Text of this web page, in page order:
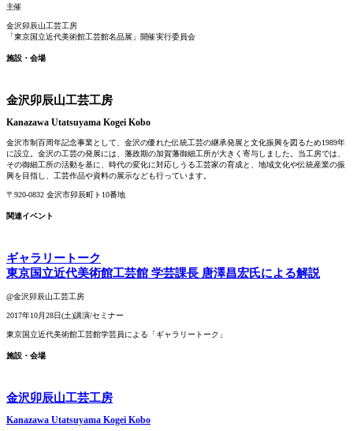
主催
金沢卯辰山工芸工房
「東京国立近代美術館工芸館名品展」開催実行委員会
施設・会場
金沢卯辰山工芸工房
Kanazawa Utatsuyama Kogei Kobo
金沢市制百周年記念事業として、金沢の優れた伝統工芸の継承発展と文化振興を図るため1989年
に設立。金沢の工芸の発展には、藩政期の加賀藩御細工所が大きく寄与しました。当工房では、
その御細工所の活動を基に、時代の変化に対応しうる工芸家の育成と、地域文化や伝統産業の振
興を目指し、工芸作品や資料の展示なども行っています。
〒920-0832 金沢市卯辰町ト10番地
関連イベント
ギャラリートーク
東京国立近代美術館工芸館 学芸課長 唐澤昌宏氏による解説
@金沢卯辰山工芸工房
2017年10月28日(土)講演/セミナー
東京国立近代美術館工芸館学芸員による「ギャラリートーク」
施設・会場
金沢卯辰山工芸工房
Kanazawa Utatsuyama Kogei Kobo